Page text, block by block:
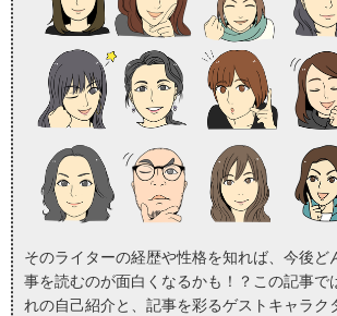
そのライターの経歴や性格を知れば、今後ど
事を読むのが面白くなるかも！？この記事で
れの自己紹介と、記事を彩るゲストキャラク